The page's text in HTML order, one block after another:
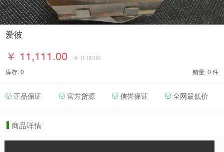
爱彼
￥ 11,111.00 ￥ 0.0000
库存: 0 销量: 0 件
正品保证 官方货源 信誉保证 全网最低价
商品详情